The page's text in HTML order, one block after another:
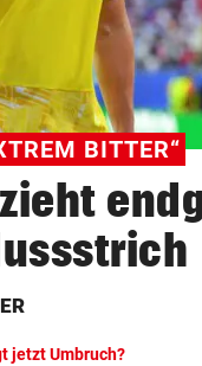
BITTER“
jetzt Umbruch?